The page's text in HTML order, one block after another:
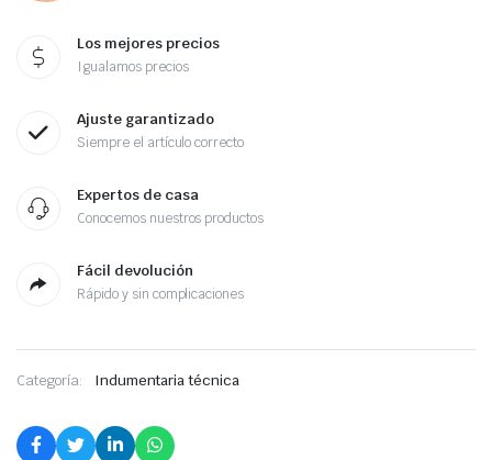
Los mejores precios
Igualamos precios
Ajuste garantizado
Siempre el artículo correcto
Expertos de casa
Conocemos nuestros productos
Fácil devolución
Rápido y sin complicaciones
Categoría: Indumentaria técnica